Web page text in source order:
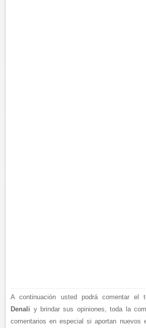
A continuación usted podrá comentar el
Denali y brindar sus opiniones, toda la
comentarios en especial si aportan nuevos